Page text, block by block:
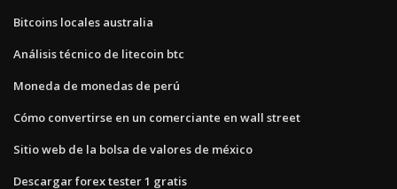
Bitcoins locales australia
Análisis técnico de litecoin btc
Moneda de monedas de perú
Cómo convertirse en un comerciante en wall street
Sitio web de la bolsa de valores de méxico
Descargar forex tester 1 gratis